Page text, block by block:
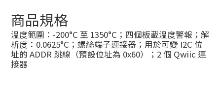
商品規格
溫度範圍：-200°C 至 1350°C；四個板載溫度警報；解
析度：0.0625°C；螺絲端子連接器；用於可變 I2C 位
址的 ADDR 跳線（預設位址為 0x60）；2 個 Qwiic 連
接器